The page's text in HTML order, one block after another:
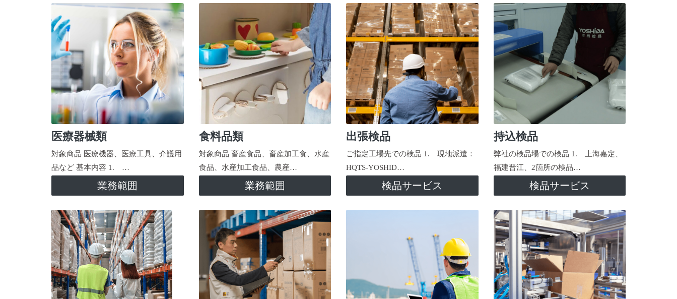
医療器械類
対象商品 医療機器、医療工具、介護用
品など 基本内容 1. …
業務範囲
食料品類
対象商品 畜産食品、畜産加工食、水産
食品、水産加工食品、農産…
業務範囲
出張検品
ご指定工場先での検品 1. 現地派遣：
HQTS-YOSHID…
検品サービス
持込検品
弊社の検品場での検品 1. 上海嘉定、
福建晋江、2箇所の検品…
検品サービス